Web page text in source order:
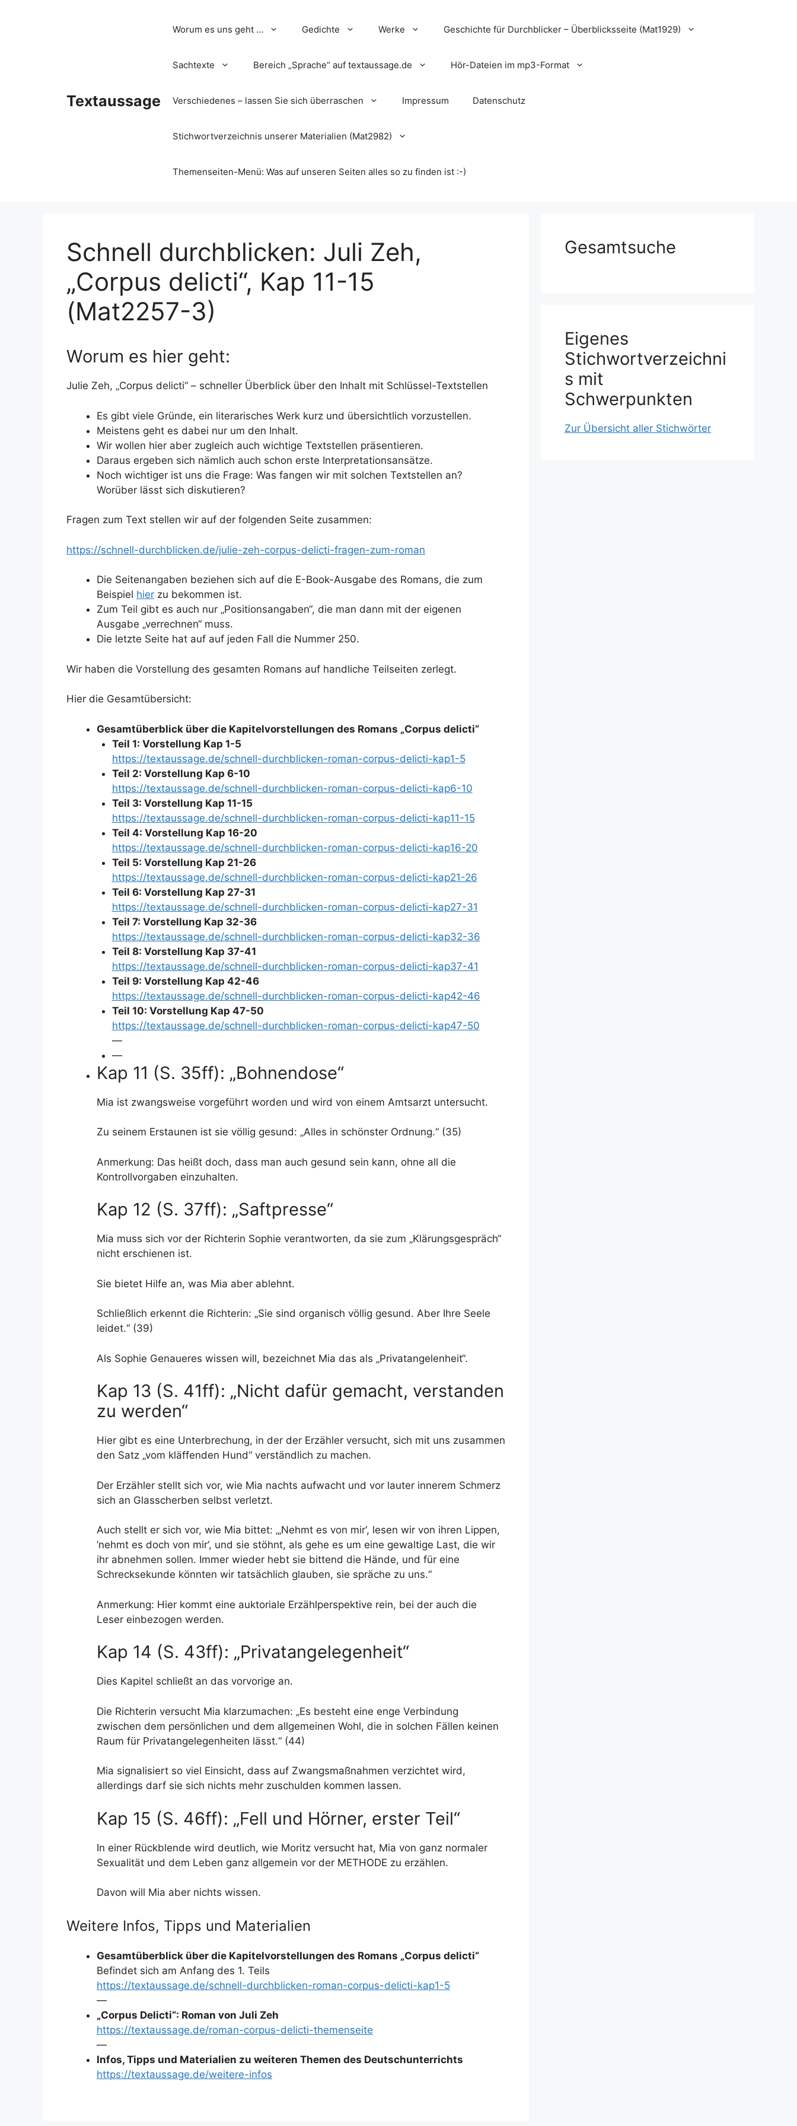
Textaussage
Worum es uns geht … Gedichte Werke Geschichte für Durchblicker – Überblicksseite (Mat1929)
Sachtexte Bereich „Sprache“ auf textaussage.de Hör-Dateien im mp3-Format
Verschiedenes – lassen Sie sich überraschen Impressum Datenschutz
Stichwortverzeichnis unserer Materialien (Mat2982)
Themenseiten-Menü: Was auf unseren Seiten alles so zu finden ist :-)
Schnell durchblicken: Juli Zeh,
„Corpus delicti“, Kap 11-15
(Mat2257-3)
Worum es hier geht:
Julie Zeh, „Corpus delicti“ – schneller Überblick über den Inhalt mit Schlüssel-Textstellen
Es gibt viele Gründe, ein literarisches Werk kurz und übersichtlich vorzustellen.
Meistens geht es dabei nur um den Inhalt.
Wir wollen hier aber zugleich auch wichtige Textstellen präsentieren.
Daraus ergeben sich nämlich auch schon erste Interpretationsansätze.
Noch wichtiger ist uns die Frage: Was fangen wir mit solchen Textstellen an?
Worüber lässt sich diskutieren?
Fragen zum Text stellen wir auf der folgenden Seite zusammen:
https://schnell-durchblicken.de/julie-zeh-corpus-delicti-fragen-zum-roman
Die Seitenangaben beziehen sich auf die E-Book-Ausgabe des Romans, die zum
Beispiel hier zu bekommen ist.
Zum Teil gibt es auch nur „Positionsangaben“, die man dann mit der eigenen
Ausgabe „verrechnen“ muss.
Die letzte Seite hat auf auf jeden Fall die Nummer 250.
Wir haben die Vorstellung des gesamten Romans auf handliche Teilseiten zerlegt.
Hier die Gesamtübersicht:
Gesamtüberblick über die Kapitelvorstellungen des Romans „Corpus delicti“
Teil 1: Vorstellung Kap 1-5
https://textaussage.de/schnell-durchblicken-roman-corpus-delicti-kap1-5
Teil 2: Vorstellung Kap 6-10
https://textaussage.de/schnell-durchblicken-roman-corpus-delicti-kap6-10
Teil 3: Vorstellung Kap 11-15
https://textaussage.de/schnell-durchblicken-roman-corpus-delicti-kap11-15
Teil 4: Vorstellung Kap 16-20
https://textaussage.de/schnell-durchblicken-roman-corpus-delicti-kap16-20
Teil 5: Vorstellung Kap 21-26
https://textaussage.de/schnell-durchblicken-roman-corpus-delicti-kap21-26
Teil 6: Vorstellung Kap 27-31
https://textaussage.de/schnell-durchblicken-roman-corpus-delicti-kap27-31
Teil 7: Vorstellung Kap 32-36
https://textaussage.de/schnell-durchblicken-roman-corpus-delicti-kap32-36
Teil 8: Vorstellung Kap 37-41
https://textaussage.de/schnell-durchblicken-roman-corpus-delicti-kap37-41
Teil 9: Vorstellung Kap 42-46
https://textaussage.de/schnell-durchblicken-roman-corpus-delicti-kap42-46
Teil 10: Vorstellung Kap 47-50
https://textaussage.de/schnell-durchblicken-roman-corpus-delicti-kap47-50
—
—
Kap 11 (S. 35ff): „Bohnendose“
Mia ist zwangsweise vorgeführt worden und wird von einem Amtsarzt untersucht.
Zu seinem Erstaunen ist sie völlig gesund: „Alles in schönster Ordnung.“ (35)
Anmerkung: Das heißt doch, dass man auch gesund sein kann, ohne all die
Kontrollvorgaben einzuhalten.
Kap 12 (S. 37ff): „Saftpresse“
Mia muss sich vor der Richterin Sophie verantworten, da sie zum „Klärungsgespräch“
nicht erschienen ist.
Sie bietet Hilfe an, was Mia aber ablehnt.
Schließlich erkennt die Richterin: „Sie sind organisch völlig gesund. Aber Ihre Seele
leidet.“ (39)
Als Sophie Genaueres wissen will, bezeichnet Mia das als „Privatangelenheit“.
Kap 13 (S. 41ff): „Nicht dafür gemacht, verstanden
zu werden“
Hier gibt es eine Unterbrechung, in der der Erzähler versucht, sich mit uns zusammen
den Satz „vom kläffenden Hund“ verständlich zu machen.
Der Erzähler stellt sich vor, wie Mia nachts aufwacht und vor lauter innerem Schmerz
sich an Glasscherben selbst verletzt.
Auch stellt er sich vor, wie Mia bittet: „‚Nehmt es von mir‘, lesen wir von ihren Lippen,
’nehmt es doch von mir‘, und sie stöhnt, als gehe es um eine gewaltige Last, die wir
ihr abnehmen sollen. Immer wieder hebt sie bittend die Hände, und für eine
Schrecksekunde könnten wir tatsächlich glauben, sie spräche zu uns.“
Anmerkung: Hier kommt eine auktoriale Erzählperspektive rein, bei der auch die
Leser einbezogen werden.
Kap 14 (S. 43ff): „Privatangelegenheit“
Dies Kapitel schließt an das vorvorige an.
Die Richterin versucht Mia klarzumachen: „Es besteht eine enge Verbindung
zwischen dem persönlichen und dem allgemeinen Wohl, die in solchen Fällen keinen
Raum für Privatangelegenheiten lässt.“ (44)
Mia signalisiert so viel Einsicht, dass auf Zwangsmaßnahmen verzichtet wird,
allerdings darf sie sich nichts mehr zuschulden kommen lassen.
Kap 15 (S. 46ff): „Fell und Hörner, erster Teil“
In einer Rückblende wird deutlich, wie Moritz versucht hat, Mia von ganz normaler
Sexualität und dem Leben ganz allgemein vor der METHODE zu erzählen.
Davon will Mia aber nichts wissen.
Weitere Infos, Tipps und Materialien
Gesamtüberblick über die Kapitelvorstellungen des Romans „Corpus delicti“
Befindet sich am Anfang des 1. Teils
https://textaussage.de/schnell-durchblicken-roman-corpus-delicti-kap1-5
—
„Corpus Delicti“: Roman von Juli Zeh
https://textaussage.de/roman-corpus-delicti-themenseite
—
Infos, Tipps und Materialien zu weiteren Themen des Deutschunterrichts
https://textaussage.de/weitere-infos
Gesamtsuche
Eigenes
Stichwortverzeichni
s mit
Schwerpunkten
Zur Übersicht aller Stichwörter